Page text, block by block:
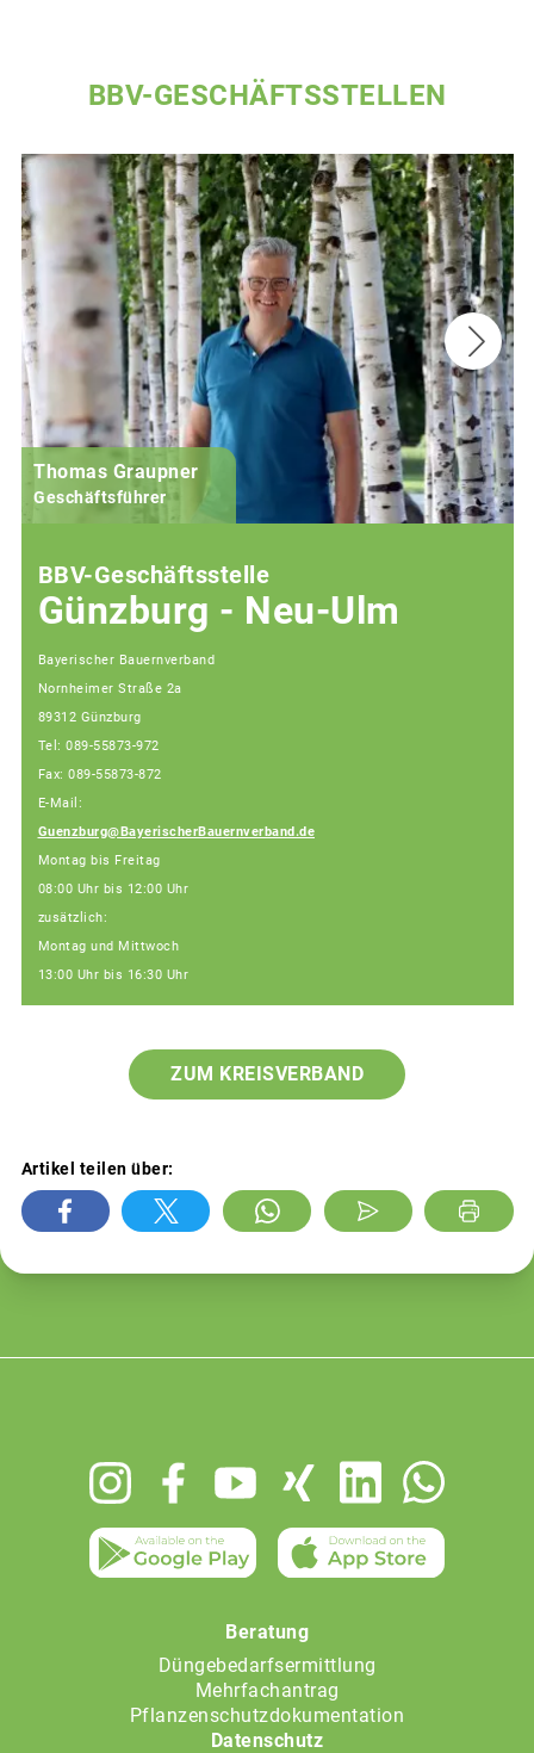
BBV-GESCHÄFTSSTELLEN
Thomas Graupner
Geschäftsführer
BBV-Geschäftsstelle
Günzburg - Neu-Ulm
Bayerischer Bauernverband
Nornheimer Straße 2a
89312 Günzburg
Tel: 089-55873-972
Fax: 089-55873-872
E-Mail:
Guenzburg@BayerischerBauernverband.de
Montag bis Freitag
08:00 Uhr bis 12:00 Uhr
zusätzlich:
Montag und Mittwoch
13:00 Uhr bis 16:30 Uhr
ZUM KREISVERBAND
Artikel teilen über:
Beratung
Düngebedarfsermittlung
Mehrfachantrag
Pflanzenschutzdokumentation
Datenschutz